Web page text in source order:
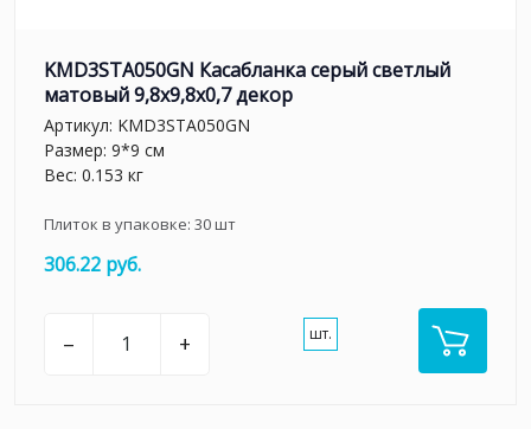
KMD3STA050GN Касабланка серый светлый
матовый 9,8x9,8x0,7 декор
Артикул: KMD3STA050GN
Размер: 9*9 см
Вес: 0.153 кг
Плиток в упаковке: 30шт
306.22 руб.
– + шт.